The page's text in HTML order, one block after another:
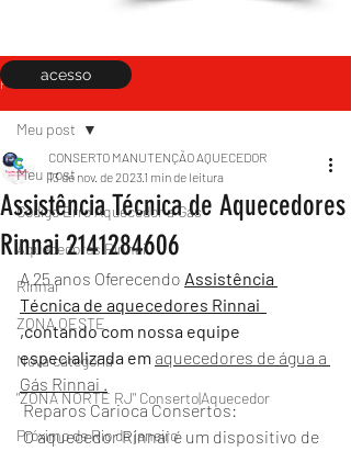
Post
Meu post
Código Erro Aquecedor a Gás
Aquecedores Rinnai
Rinnai
ZONA OESTE
Nova categoria
"ZONA NORTE RJ" Conserto|Aquecedor
Próximo de Rio de janeiro
Meu post
Assistência Técnica de Aquecedores
Rinnai 2141284606
CONSERTO MANUTENÇÃO AQUECEDOR
13 de nov. de 2023 1 min de leitura
A 25 anos Oferecendo Assistência
Técnica de aquecedores Rinnai
,contando com nossa equipe
especializada em aquecedores de água a
Gás Rinnai .
Reparos Carioca Consertos:
O aquecedor Rinnai é um dispositivo de
acesso